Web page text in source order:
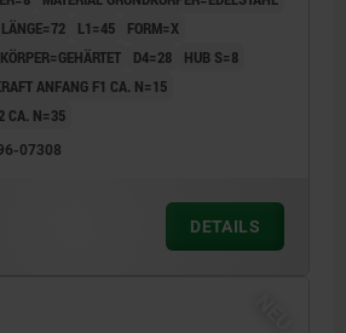
LÄNGE=72 L1=45
FORM=X
D4=28
HUB S=8
ANFANG F1 CA. N=15
CA. N=35
07308
DETAILS